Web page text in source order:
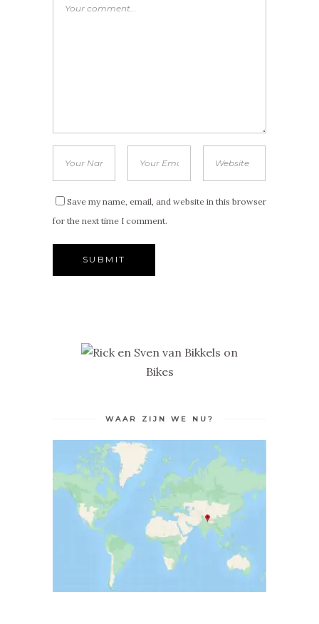
Save my name, email, and website in this browser
for the next time I comment.
WAAR ZIJN WE NU?